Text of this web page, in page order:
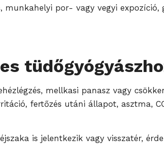
por- vagy vegyi
mellkasi panasz vagy
fertőzés utáni állapot, asztma,
is jelentkezik vagy visszatér,